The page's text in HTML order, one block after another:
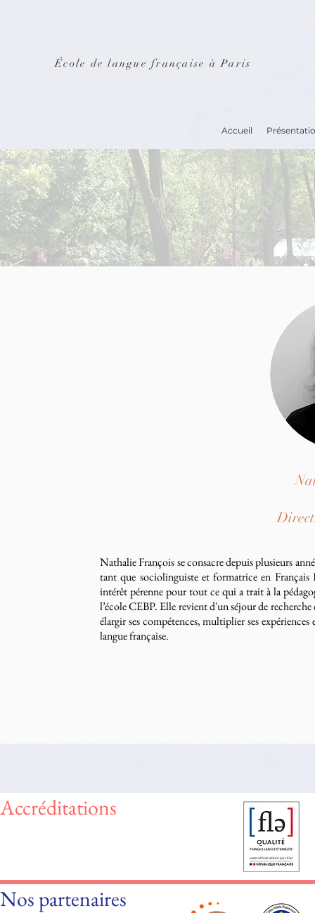
École de langue française à Paris
Accueil
Nathalie François se consacre depuis plusieurs
tant que sociolinguiste et formatrice en Français
intérêt pérenne pour tout ce qui a trait à la
l’école CEBP. Elle revient d'un séjour de
élargir ses compétences, multiplier ses
langue française.
Accréditations
Nos partenaires